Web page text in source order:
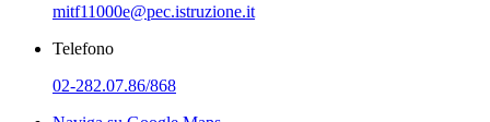
mitf11000e@pec.istruzione.it
Telefono
02-282.07.86/868